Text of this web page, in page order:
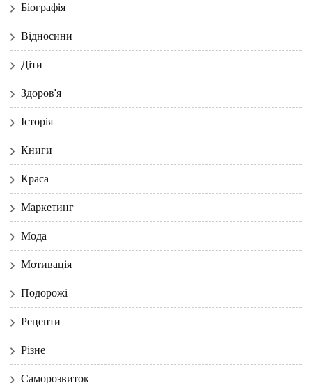
Біографія
Відносини
Діти
Здоров'я
Історія
Книги
Краса
Маркетинг
Мода
Мотивація
Подорожі
Рецепти
Різне
Саморозвиток